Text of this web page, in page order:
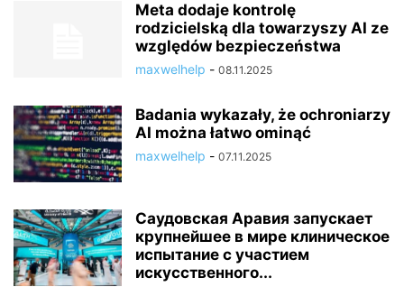
Meta dodaje kontrolę
rodzicielską dla towarzyszy AI ze
względów bezpieczeństwa
maxwelhelp - 08.11.2025
Badania wykazały, że ochroniarzy
AI można łatwo ominąć
maxwelhelp - 07.11.2025
Саудовская Аравия запускает
крупнейшее в мире клиническое
испытание с участием
искусственного...